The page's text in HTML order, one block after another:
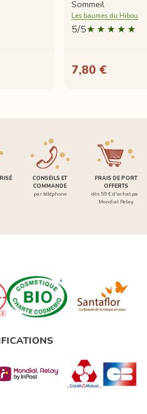
Sommeil
Les baumes du Hibou
5/5
7,80 €
CONSEILS ET
COMMANDE
par téléphone
FRAIS DE PORT
OFFERTS
dès 55 € d'achat par
Mondial Relay